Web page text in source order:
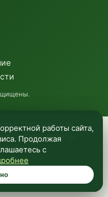
Метрику для
работы
работы сайта,
Продолжая
с